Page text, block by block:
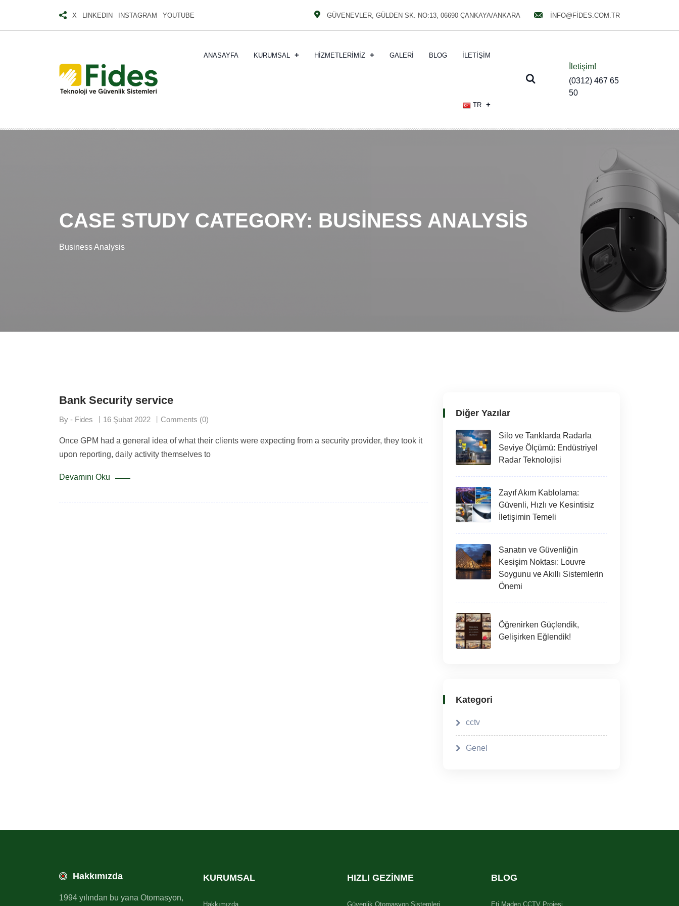
content
X LINKEDIN INSTAGRAM YOUTUBE GÜVENEVLER, GÜLDEN SK. NO:13, 06690 ÇANKAYA/ANKARA INFO@FIDES.COM.TR
ANASAYFA KURUMSAL HIZMETLERIMIZ GALERI BLOG İLETIŞIM
TR
İletişim!
(0312) 467 65
50
CASE STUDY CATEGORY: BUSINESS ANALYSIS
Business Analysis
Bank Security service
By - Fides 16 Şubat 2022 Comments (0)
Once GPM had a general idea of what their clients were expecting from a security provider, they took it
upon reporting, daily activity themselves to
Devamını Oku
Diğer Yazılar
Silo ve Tanklarda Radarla
Seviye Ölçümü: Endüstriyel
Radar Teknolojisi
Zayıf Akım Kablolama:
Güvenli, Hızlı ve Kesintisiz
İletişimin Temeli
Sanatın ve Güvenliğin
Kesişim Noktası: Louvre
Soygunu ve Akıllı Sistemlerin
Önemi
Öğrenirken Güçlendik,
Gelişirken Eğlendik!
Kategori
cctv
Genel
Hakkımızda
1994 yılından bu yana Otomasyon,
KURUMSAL
Hakkımızda
HIZLI GEZINME
Güvenlik Otomasyon Sistemleri
BLOG
Eti Maden CCTV Projesi